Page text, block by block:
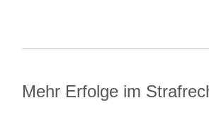
Mehr Erfolge im